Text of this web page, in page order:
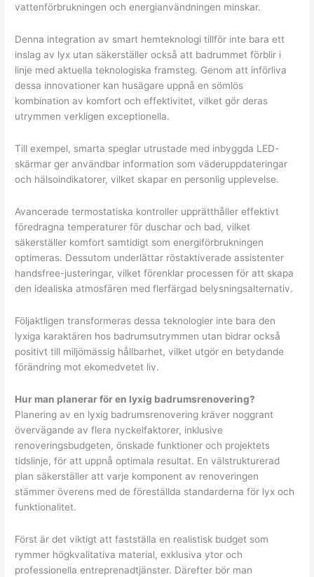
vattenförbrukningen och energianvändningen minskar.
Denna integration av smart hemteknologi tillför inte bara ett
inslag av lyx utan säkerställer också att badrummet förblir i
linje med aktuella teknologiska framsteg. Genom att införliva
dessa innovationer kan husägare uppnå en sömlös
kombination av komfort och effektivitet, vilket gör deras
utrymmen verkligen exceptionella.
Till exempel, smarta speglar utrustade med inbyggda LED-
skärmar ger användbar information som väderuppdateringar
och hälsoindikatorer, vilket skapar en personlig upplevelse.
Avancerade termostatiska kontroller upprätthåller effektivt
föredragna temperaturer för duschar och bad, vilket
säkerställer komfort samtidigt som energiförbrukningen
optimeras. Dessutom underlättar röstaktiverade assistenter
handsfree-justeringar, vilket förenklar processen för att skapa
den idealiska atmosfären med flerfärgad belysningsalternativ.
Följaktligen transformeras dessa teknologier inte bara den
lyxiga karaktären hos badrumsutrymmen utan bidrar också
positivt till miljömässig hållbarhet, vilket utgör en betydande
förändring mot ekomedvetet liv.
Hur man planerar för en lyxig badrumsrenovering?
Planering av en lyxig badrumsrenovering kräver noggrant
övervägande av flera nyckelfaktorer, inklusive
renoveringsbudgeten, önskade funktioner och projektets
tidslinje, för att uppnå optimala resultat. En välstrukturerad
plan säkerställer att varje komponent av renoveringen
stämmer överens med de föreställda standarderna för lyx och
funktionalitet.
Först är det viktigt att fastställa en realistisk budget som
rymmer högkvalitativa material, exklusiva ytor och
professionella entreprenadtjänster. Därefter bör man